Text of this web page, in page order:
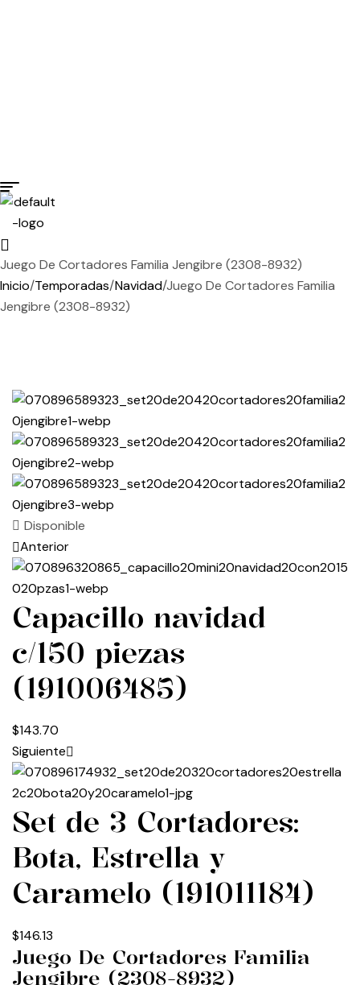
Menu
Juego De Cortadores Familia Jengibre (2308-8932)
Inicio/Temporadas/Navidad/Juego De Cortadores Familia
Jengibre (2308-8932)
Disponible
Anterior
Capacillo navidad
c/150 piezas
(191006485)
$143.70
Siguiente
Set de 3 Cortadores:
Bota, Estrella y
Caramelo (191011184)
$146.13
Juego De Cortadores Familia
Jengibre (2308-8932)